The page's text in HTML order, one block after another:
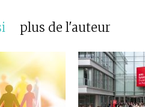
plus de l'auteur